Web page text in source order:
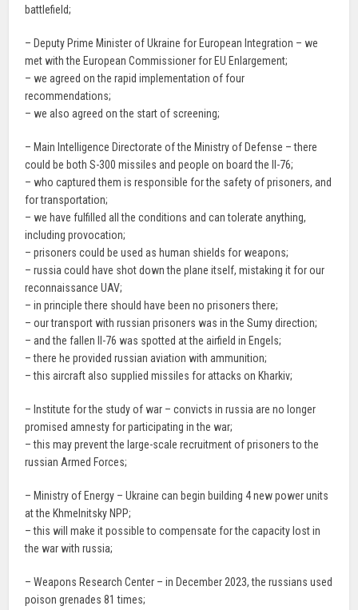
battlefield;
– Deputy Prime Minister of Ukraine for European Integration – we
met with the European Commissioner for EU Enlargement;
– we agreed on the rapid implementation of four
recommendations;
– we also agreed on the start of screening;
– Main Intelligence Directorate of the Ministry of Defense – there
could be both S-300 missiles and people on board the Il-76;
– who captured them is responsible for the safety of prisoners, and
for transportation;
– we have fulfilled all the conditions and can tolerate anything,
including provocation;
– prisoners could be used as human shields for weapons;
– russia could have shot down the plane itself, mistaking it for our
reconnaissance UAV;
– in principle there should have been no prisoners there;
– our transport with russian prisoners was in the Sumy direction;
– and the fallen Il-76 was spotted at the airfield in Engels;
– there he provided russian aviation with ammunition;
– this aircraft also supplied missiles for attacks on Kharkiv;
– Institute for the study of war – convicts in russia are no longer
promised amnesty for participating in the war;
– this may prevent the large-scale recruitment of prisoners to the
russian Armed Forces;
– Ministry of Energy – Ukraine can begin building 4 new power units
at the Khmelnitsky NPP;
– this will make it possible to compensate for the capacity lost in
the war with russia;
– Weapons Research Center – in December 2023, the russians used
poison grenades 81 times;